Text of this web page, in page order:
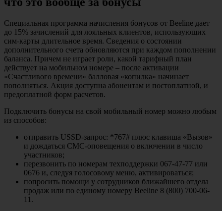
Специальная программа начисления бонусов от Beeline дает
до 15% зачислений для лояльных клиентов, использующих
сим-карты длительное время. Сведения о состоянии
дополнительного счета обновляются при каждом пополнении
баланса. Причем не играет роли, какой тарифный план
действует на мобильном номере – после активации
«Счастливого времени» балловая «копилка» начинает
пополняться. Акция доступна абонентам и постоплатной, и
предоплатной форм расчетов.
Подключить бонусы на свой мобильный номер можно любым
из способов:
отправить USSD-запрос: *767# плюс клавиша «Вызов»
и дождаться СМС-оповещения о включении в число
участников;
перезвонить по номерам техподдержки 067-47-77 или
0676 и, следуя голосовому меню, активироваться;
попросить помощи у сотрудников ближайшего отдела
продаж или по единому номеру Beeline 8 (800) 700-06-
11.